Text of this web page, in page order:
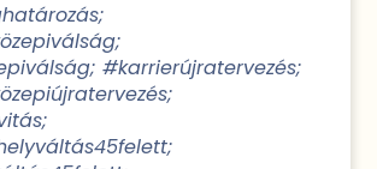
#karrierújratervezés;